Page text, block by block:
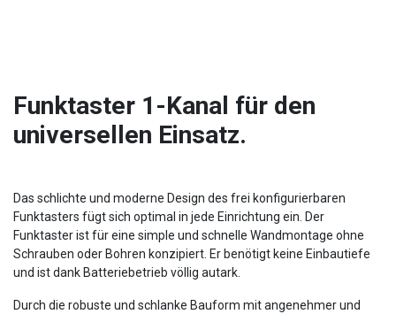
Funktaster 1-Kanal für den
universellen Einsatz.
Das schlichte und moderne Design des frei konfigurierbaren
Funktasters fügt sich optimal in jede Einrichtung ein. Der
Funktaster ist für eine simple und schnelle Wandmontage ohne
Schrauben oder Bohren konzipiert. Er benötigt keine Einbautiefe
und ist dank Batteriebetrieb völlig autark.
Durch die robuste und schlanke Bauform mit angenehmer und